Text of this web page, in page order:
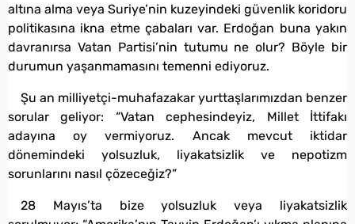
altına alma veya Suriye’nin kuzeyindeki güvenlik koridoru
politikasına ikna etme çabaları var. Erdoğan buna yakın
davranırsa Vatan Partisi’nin tutumu ne olur? Böyle bir
durumun yaşanmamasını temenni ediyoruz.
Şu an milliyetçi-muhafazakar yurttaşlarımızdan benzer
sorular geliyor: “Vatan cephesindeyiz, Millet İttifakı
adayına oy vermiyoruz. Ancak mevcut iktidar
dönemindeki yolsuzluk, liyakatsizlik ve nepotizm
sorunlarını nasıl çözeceğiz?”
28 Mayıs’ta bize yolsuzluk veya liyakatsizlik